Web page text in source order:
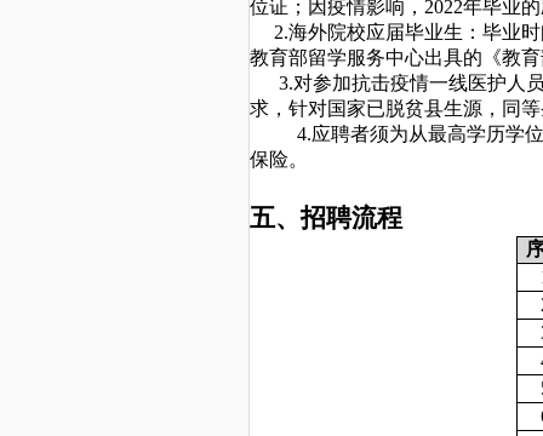
位证；因疫情影响，2022年毕业
2.海外院校应届毕业生：毕业时
教育部留学服务中心出具的《教
3.对参加抗击疫情一线医护人
求，针对国家已脱贫县生源，同
4.应聘者须为从最高学历学
保险。
五、招聘流程